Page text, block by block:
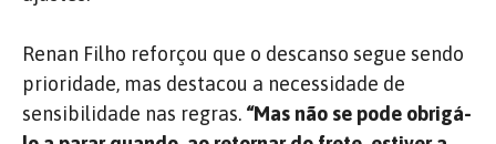
Renan Filho reforçou que o descanso segue sendo
prioridade, mas destacou a necessidade de
sensibilidade nas regras. “Mas não se pode obrigá-